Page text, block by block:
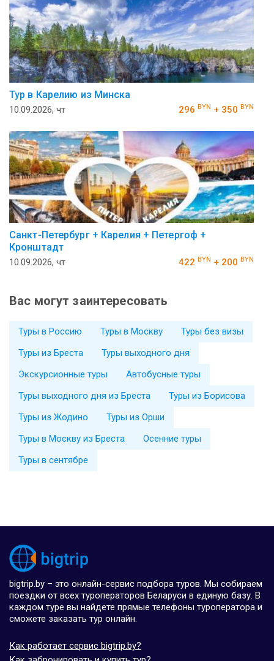
Тур в Карелию из Минска
10.09.2026, чт 296 BYN + 350 BYN
Санкт-Петербург + Карелия + Петергоф +
Кронштадт
10.09.2026, чт 422 BYN + 200 BYN
Вас могут заинтересовать
Туры в Россию Туры в Москву
Туры без визы
Туры из Бреста
Туры выходного дня
Экскурсионные туры
Автобусные туры
Туры выходного дня из Бреста
Туры из Борисова
Туры из Жодино
Туры из Орши
Туры в Москву из Бреста
Осенние туры
Туры в сентябре
bigtrip.by – это онлайн-сервис подбора туров. Мы собираем
поездки от всех туроператоров Беларуси в единую базу. В
каждом туре вы найдете прямые телефоны туроператора и
сможете заказать тур онлайн.
Как работает сервис bigtrip.by?